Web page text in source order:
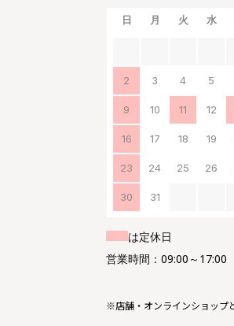
日 月 火 水
2 3 4 5
9 10 11 12
16 17 18 19
23 24 25 26
30 31
は定休日
営業時間：09:00～17:00
※店舗・オンラインショップ